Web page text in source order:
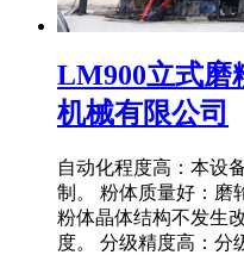
LM900立式磨
机械有限公司
自动化程度高：本设
制。 粉体质量好：磨
粉体晶体结构不发生
度。 分级精度高：分